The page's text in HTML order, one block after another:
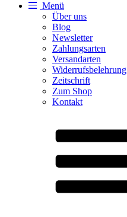
Menü
Über uns
Blog
Newsletter
Zahlungsarten
Versandarten
Widerrufsbelehrung
Zeitschrift
Zum Shop
Kontakt